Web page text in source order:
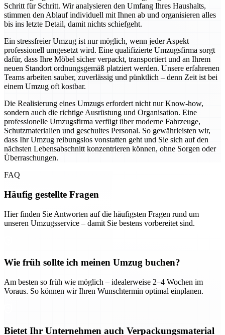
Schritt für Schritt. Wir analysieren den Umfang Ihres Haushalts,
stimmen den Ablauf individuell mit Ihnen ab und organisieren alles
bis ins letzte Detail, damit nichts schiefgeht.
Ein stressfreier Umzug ist nur möglich, wenn jeder Aspekt
professionell umgesetzt wird. Eine qualifizierte Umzugsfirma sorgt
dafür, dass Ihre Möbel sicher verpackt, transportiert und an Ihrem
neuen Standort ordnungsgemäß platziert werden. Unsere erfahrenen
Teams arbeiten sauber, zuverlässig und pünktlich – denn Zeit ist bei
einem Umzug oft kostbar.
Die Realisierung eines Umzugs erfordert nicht nur Know-how,
sondern auch die richtige Ausrüstung und Organisation. Eine
professionelle Umzugsfirma verfügt über moderne Fahrzeuge,
Schutzmaterialien und geschultes Personal. So gewährleisten wir,
dass Ihr Umzug reibungslos vonstatten geht und Sie sich auf den
nächsten Lebensabschnitt konzentrieren können, ohne Sorgen oder
Überraschungen.
FAQ
Häufig gestellte Fragen
Hier finden Sie Antworten auf die häufigsten Fragen rund um
unseren Umzugsservice – damit Sie bestens vorbereitet sind.
Wie früh sollte ich meinen Umzug buchen?
Am besten so früh wie möglich – idealerweise 2–4 Wochen im
Voraus. So können wir Ihren Wunschtermin optimal einplanen.
Bietet Ihr Unternehmen auch Verpackungsmaterial